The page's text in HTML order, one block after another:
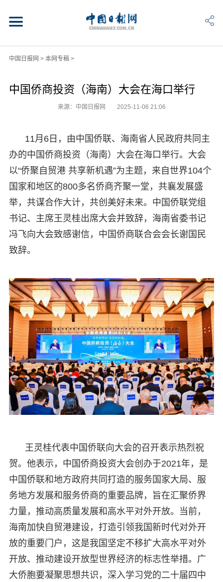
中国日报网 > 本网专稿>
中国侨商投资（海南）大会在海口举行
来源：中国日报网 2025-11-06 21:06
11月6日，由中国侨联、海南省人民政府共同主
办的中国侨商投资（海南）大会在海口举行。大会
以‌“侨聚自贸港 共享新机遇”为主题，‌来自世界104个
国家和地区的800多名侨商齐聚一堂，共襄发展盛
举，共谋合作大计，共创美好未来。中国侨联党组
书记、主席王灵桂出席大会并致辞，海南省委书记
冯飞向大会致感谢信，中国侨商联合会会长谢国民
致辞。
王灵桂代表中国侨联向大会的召开表示热烈祝
贺。他表示，中国侨商投资大会创办于2021年，是
中国侨联和地方政府共同打造的服务国家大局、服
务地方发展和服务侨商的重要品牌，旨在汇聚侨界
力量，推动高质量发展和高水平对外开放。当前，
海南加快自贸港建设，打造引领我国新时代对外开
放的重要门户，这是我国坚定不移扩大高水平对外
开放、推动建设开放型世界经济的标志性举措。广
大侨胞要凝聚思想共识，深入学习党的二十届四中